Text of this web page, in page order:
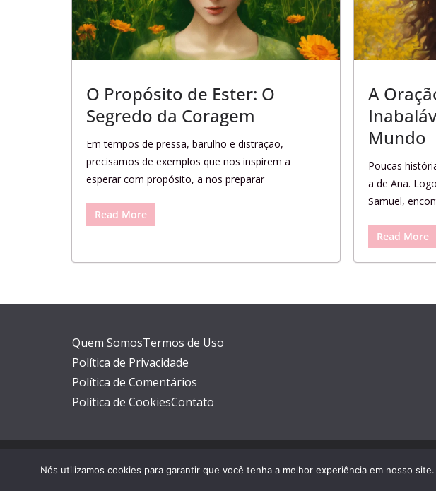
O Propósito de Ester: O
Segredo da Coragem
Em tempos de pressa, barulho e distração,
precisamos de exemplos que nos inspirem a
esperar com propósito, a nos preparar
Read More
A
Mundo
Poucas
a de Ana.
Samuel,
Read More
Quem SomosTermos de Uso
Política de Privacidade
Política de Comentários
Política de CookiesContato
Copyright © 2026Casa da Virtude. Powered byColorMagandWordPress.
Nós utilizamos cookies para garantir que você tenha a melhor experiência em nosso